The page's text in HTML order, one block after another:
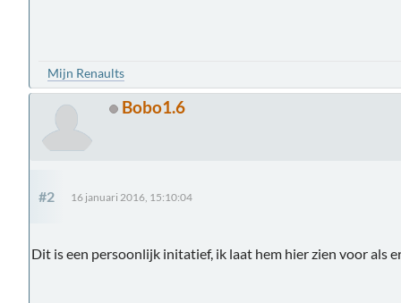
Mijn Renaults
Bobo1.6
#2 16 januari 2016, 15:10:04
Dit is een persoonlijk initatief, ik laat hem hier zien voor als